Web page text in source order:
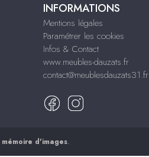
INFORMATIONS
Mentions légales
Paramétrer les cookies
Infos & Contact
www.meubles-dauzats.fr
contact@meublesdauzats31.fr
mémoire d'images.